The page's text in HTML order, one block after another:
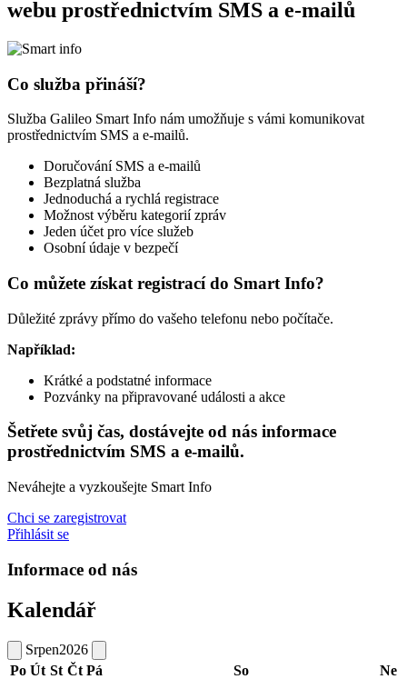
webu prostřednictvím SMS a e-mailů
Co služba přináší?
Služba Galileo Smart Info nám umožňuje s vámi komunikovat
prostřednictvím SMS a e-mailů.
Doručování SMS a e-mailů
Bezplatná služba
Jednoduchá a rychlá registrace
Možnost výběru kategorií zpráv
Jeden účet pro více služeb
Osobní údaje v bezpečí
Co můžete získat registrací do Smart Info?
Důležité zprávy přímo do vašeho telefonu nebo počítače.
Například:
Krátké a podstatné informace
Pozvánky na připravované události a akce
Šetřete svůj čas, dostávejte od nás informace
prostřednictvím SMS a e-mailů.
Neváhejte a vyzkoušejte Smart Info
Chci se zaregistrovat
Přihlásit se
Informace od nás
Kalendář
Srpen2026
Po Út St Čt Pá So
Ne